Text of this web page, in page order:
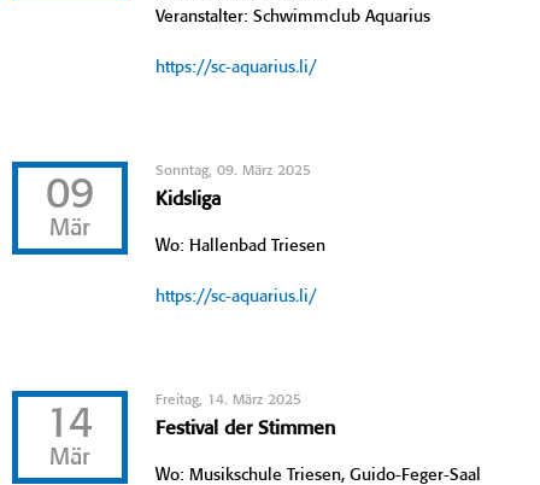
Veranstalter: Schwimmclub Aquarius
https://sc-aquarius.li/
09
Mär
Sonntag, 09. März 2025
Kidsliga
Wo: Hallenbad Triesen
https://sc-aquarius.li/
14
Mär
Freitag, 14. März 2025
Festival der Stimmen
Wo: Musikschule Triesen, Guido-Feger-Saal